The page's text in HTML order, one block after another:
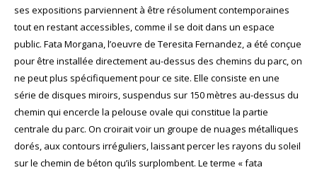
ses expositions parviennent à être résolument contemporaines
tout en restant accessibles, comme il se doit dans un espace
public. Fata Morgana, l’oeuvre de Teresita Fernandez, a été conçue
pour être installée directement au-dessus des chemins du parc, on
ne peut plus spécifiquement pour ce site. Elle consiste en une
série de disques miroirs, suspendus sur 150 mètres au-dessus du
chemin qui encercle la pelouse ovale qui constitue la partie
centrale du parc. On croirait voir un groupe de nuages métalliques
dorés, aux contours irréguliers, laissant percer les rayons du soleil
sur le chemin de béton qu’ils surplombent. Le terme « fata